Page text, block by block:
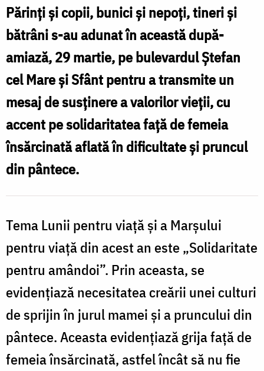
Părinți și copii, bunici și nepoți, tineri și
bătrâni s-au adunat în această după-
amiază, 29 martie, pe bulevardul Ștefan
cel Mare și Sfânt pentru a transmite un
mesaj de susținere a valorilor vieții, cu
accent pe solidaritatea față de femeia
însărcinată aflată în dificultate și pruncul
din pântece.
Tema Lunii pentru viață și a Marșului
pentru viață din acest an este „Solidaritate
pentru amândoi”. Prin aceasta, se
evidențiază necesitatea creării unei culturi
de sprijin în jurul mamei și a pruncului din
pântece. Aceasta evidențiază grija față de
femeia însărcinată, astfel încât să nu fie